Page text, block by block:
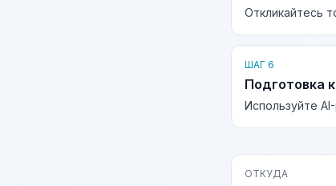
Откликайтесь
ШАГ 6
Подготовка
Используйте
ОТКУДА